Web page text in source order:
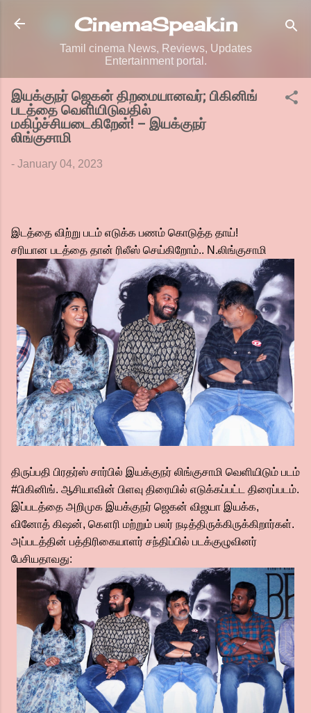
Skip to main content
CinemaSpeak.in
Tamil cinema News, Reviews, Updates
Entertainment portal.
இயக்குநர் ஜெகன் திறமையானவர்; பிகினிங்
படத்தை வெளியிடுவதில்
மகிழ்ச்சியடைகிறேன்! – இயக்குநர்
லிங்குசாமி
- January 04, 2023
இடத்தை விற்று படம் எடுக்க பணம் கொடுத்த தாய்!
சரியான படத்தை தான் ரிலீஸ் செய்கிறோம்.. N.லிங்குசாமி
திருப்பதி பிரதர்ஸ் சார்பில் இயக்குநர் லிங்குசாமி வெளியிடும் படம்
#பிகினிங். ஆசியாவின் பிளவு திரையில் எடுக்கப்பட்ட திரைப்படம்.
இப்படத்தை அறிமுக இயக்குநர் ஜெகன் விஜயா இயக்க,
வினோத் கிஷன், கௌரி மற்றும் பலர் நடித்திருக்கிருக்கிறார்கள்.
அப்படத்தின் பத்திரிகையாளர் சந்திப்பில் படக்குழுவினர்
பேசியதாவது: